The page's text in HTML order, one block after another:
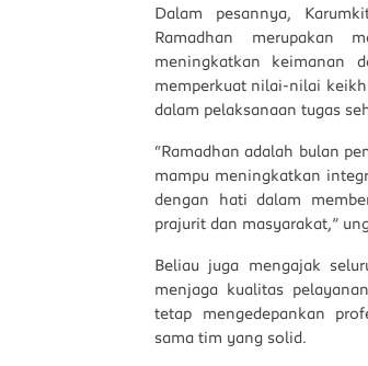
Dalam pesannya,
Ramadhan merupakan
meningkatkan keimanan
memperkuat nilai-nilai
dalam pelaksanaan tugas
“Ramadhan adalah bulan
mampu meningkatkan
dengan hati dalam
prajurit dan masyarakat,”
Beliau juga mengajak
menjaga kualitas
tetap mengedepankan
sama tim yang solid.